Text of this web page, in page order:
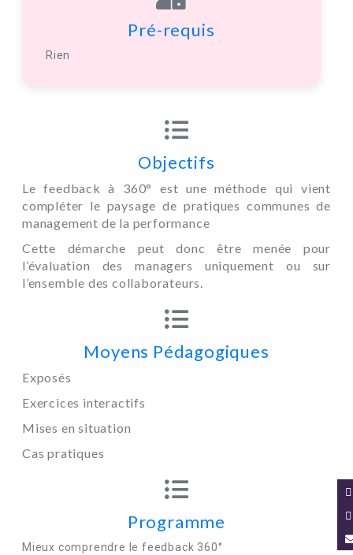
Pré-requis
Rien
Objectifs
Le feedback à 360° est une méthode qui vient
compléter le paysage de pratiques communes de
management de la performance
Cette démarche peut donc être menée pour
l’évaluation des managers uniquement ou sur
l’ensemble des collaborateurs.
Moyens Pédagogiques
Exposés
Exercices interactifs
Mises en situation
Cas pratiques
Programme
Mieux comprendre le feedback 360°